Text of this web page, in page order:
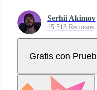
Serhii Akimov
15.513 Recursos
Gratis con